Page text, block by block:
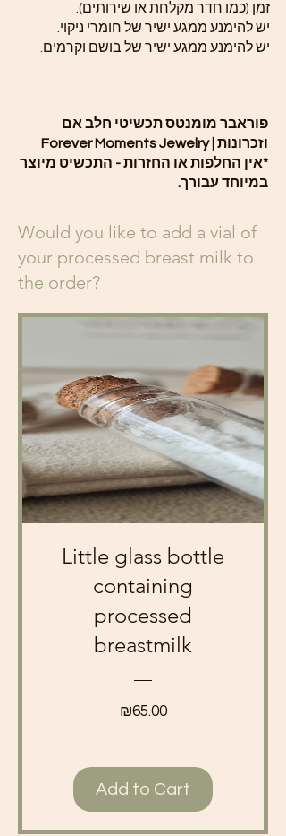
זמן (כמו חדר מקלחת או שירותים).
יש להימנע ממגע ישיר של חומרי ניקוי.
יש להימנע ממגע ישיר של בושם וקרמים.
פוראבר מומנטס תכשיטי חלב אם
וזכרונות | Forever Moments Jewelry
*אין החלפות או החזרות - התכשיט מיוצר
במיוחד עבורך.
Would you like to add a vial of
your processed breast milk to
the order?
Little glass bottle
containing
processed
breastmilk
₪65.00Price
Add to Cart